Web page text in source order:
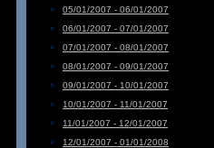
05/01/2007 - 06/01/2007
06/01/2007 - 07/01/2007
07/01/2007 - 08/01/2007
08/01/2007 - 09/01/2007
09/01/2007 - 10/01/2007
10/01/2007 - 11/01/2007
11/01/2007 - 12/01/2007
12/01/2007 - 01/01/2008